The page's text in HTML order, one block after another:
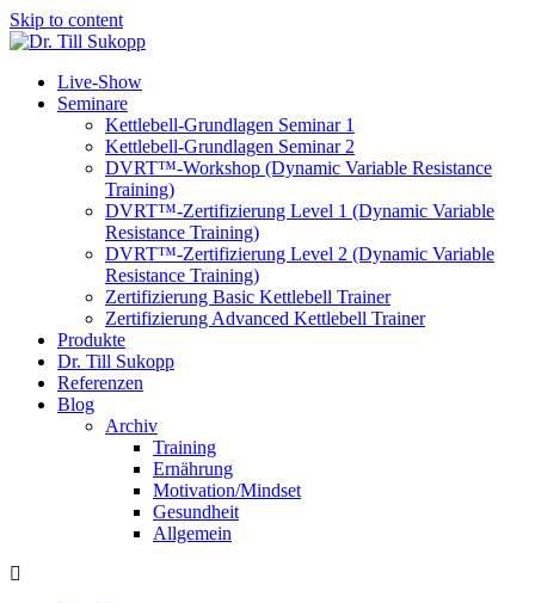
Skip to content
Live-Show
Seminare
Kettlebell-Grundlagen Seminar 1
Kettlebell-Grundlagen Seminar 2
DVRT™-Workshop (Dynamic Variable Resistance
Training)
DVRT™-Zertifizierung Level 1 (Dynamic Variable
Resistance Training)
DVRT™-Zertifizierung Level 2 (Dynamic Variable
Resistance Training)
Zertifizierung Basic Kettlebell Trainer
Zertifizierung Advanced Kettlebell Trainer
Produkte
Dr. Till Sukopp
Referenzen
Blog
Archiv
Training
Ernährung
Motivation/Mindset
Gesundheit
Allgemein